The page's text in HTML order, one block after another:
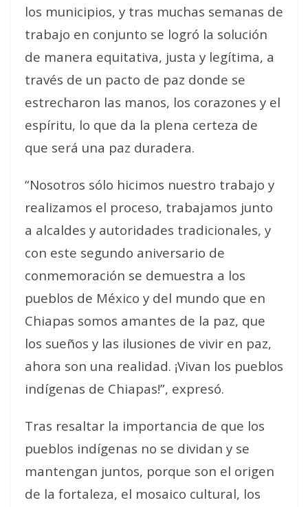
los municipios, y tras muchas semanas de
trabajo en conjunto se logró la solución
de manera equitativa, justa y legítima, a
través de un pacto de paz donde se
estrecharon las manos, los corazones y el
espíritu, lo que da la plena certeza de
que será una paz duradera.
“Nosotros sólo hicimos nuestro trabajo y
realizamos el proceso, trabajamos junto
a alcaldes y autoridades tradicionales, y
con este segundo aniversario de
conmemoración se demuestra a los
pueblos de México y del mundo que en
Chiapas somos amantes de la paz, que
los sueños y las ilusiones de vivir en paz,
ahora son una realidad. ¡Vivan los pueblos
indígenas de Chiapas!”, expresó.
Tras resaltar la importancia de que los
pueblos indígenas no se dividan y se
mantengan juntos, porque son el origen
de la fortaleza, el mosaico cultural, los